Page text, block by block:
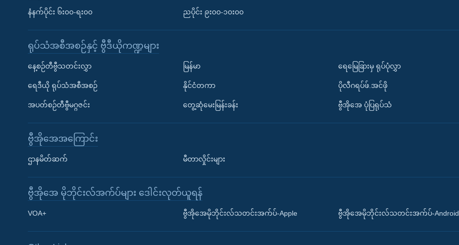
Learning English
နံနက်ပိုင်း ၆း၀၀-ရး၀၀ ညပိုင်း ၉း၀၀-၁၀း၀၀
ရုပ်သံအစီအစဉ်နှင့် ဗွီဒီယိုကဏ္ဍများ
နေ့စဉ်တီဗွီသတင်းလွှာ
ရေဒီယို ရုပ်သံအစီအစဉ်
အပတ်စဉ်တီဗွီမဂ္ဂဇင်း
မြန်မာ
နိုင်ငံတကာ
တွေ့ဆုံမေးမြန်းခန်း
ရေမြေခြားမှ ရုပ်ပုံလွှာ
ပိုလီဂရပ်ဖ်.အင်ဖို
ဗွီအိုအေ ပုံပြရုပ်သံ
ဗွီအိုအေအကြောင်း
ဌာနမိတ်ဆက် မီတာလှိုင်းများ
ဗွီအိုအေ မိုဘိုင်းလ်အက်ပ်များ ဒေါင်းလုတ်ယူရန်
VOA+ ဗွီအိုအေမိုဘိုင်းလ်သတင်းအက်ပ်-Apple ဗွီအိုအေမိုဘိုင်းလ်သတင်းအက်ပ်-Android